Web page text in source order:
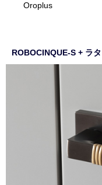
Oroplus
ROBOCINQUE-S + ラ